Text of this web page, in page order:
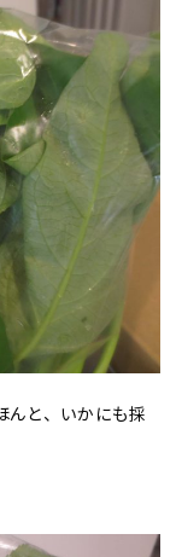
んと、いかにも採